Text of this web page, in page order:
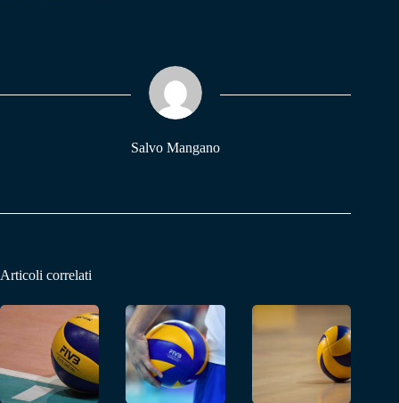
pp m
Salvo Mangano
Articoli correlati